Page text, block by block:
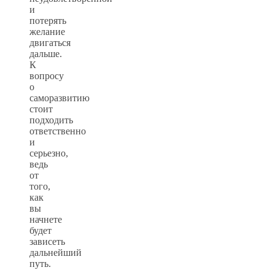
и
потерять
желание
двигаться
дальше.
К
вопросу
о
саморазвитию
стоит
подходить
ответственно
и
серьезно,
ведь
от
того,
как
вы
начнете
будет
зависеть
дальнейший
путь.